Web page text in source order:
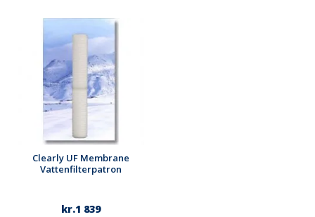
naturliga kalcium, magnesium, natrium och kaliumjoner som kan
absorberas till 100 % i den mänskliga kroppen. Dessa
grundläggande mineraler är viktiga för våra organ. Dessa är
symptomen när vi saknar viktiga mineraler: trötthet, sömnlöshet,
håravfall, depression, diabetes, högt blodtryck, astma,
missfärgade tänder, PMS, migrän och hjärtsjukdomar.
Steg 8vattnet rinner genom en bädd av grus. Det ger
backspolnings support och polerar bort vattnet.
Steg 9vattnet strömmar genom en kraftig magnet (större än
12,000 Gauss) som skapar magnetfält i filtret för magnetisk
resonans aktivering av vattnet. Denna process sänker
mineraler så att de inte klamra sig fast vid rör eller ytor i
Clearly UF Membrane
Vattenfilterpatron
kr.1 839